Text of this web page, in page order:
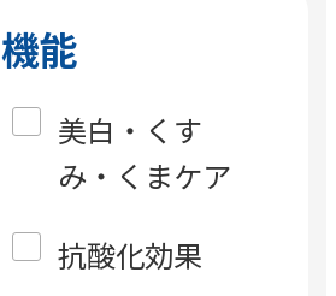
機能
美白・くす
み・くまケア
抗酸化効果